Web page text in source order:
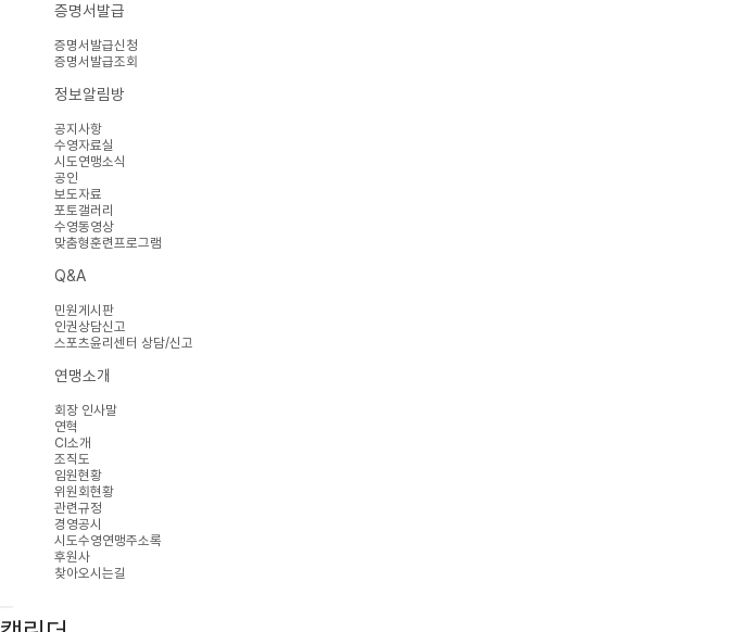
증명서발급
증명서발급신청
증명서발급조회
정보알림방
공지사항
수영자료실
시도연맹소식
공인
보도자료
포토갤러리
수영동영상
맞춤형훈련프로그램
Q&A
민원게시판
인권상담신고
스포츠윤리센터 상담/신고
연맹소개
회장 인사말
연혁
CI소개
조직도
임원현황
위원회현황
관련규정
경영공시
시도수영연맹주소록
후원사
찾아오시는길